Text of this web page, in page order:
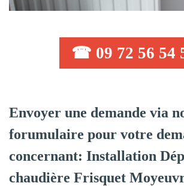
☎ 09 72 56 54
Envoyer une demande via
forumulaire pour votre
concernant: Installation
chaudière Frisquet